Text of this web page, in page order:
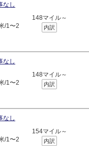
なし
/1〜2
148マイル～
内訳
なし
/1〜2
148マイル～
内訳
なし
/1〜2
154マイル～
内訳